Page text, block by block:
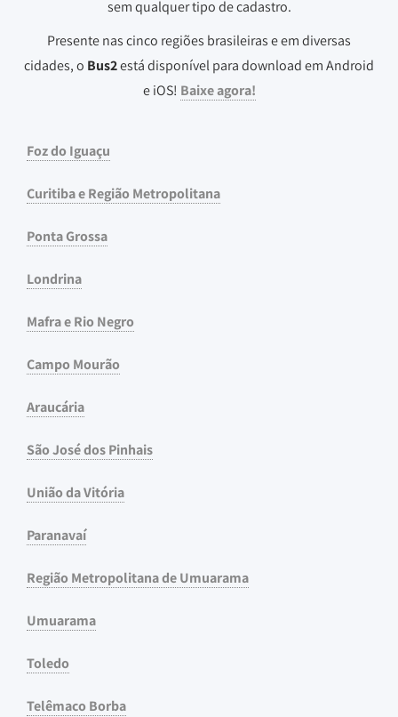
sem qualquer tipo de cadastro.
Presente nas cinco regiões brasileiras e em diversas
cidades, o Bus2está disponível para download em Android
e iOS! Baixe agora!
Foz do Iguaçu
Curitiba e Região Metropolitana
Ponta Grossa
Londrina
Mafra e Rio Negro
Campo Mourão
Araucária
São José dos Pinhais
União da Vitória
Paranavaí
Região Metropolitana de Umuarama
Umuarama
Toledo
Telêmaco Borba